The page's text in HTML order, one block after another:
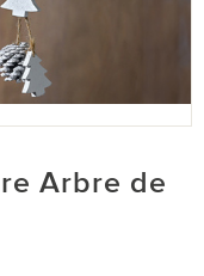
Arbre de